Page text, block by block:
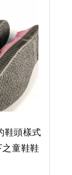
鞋頭樣式
童鞋鞋